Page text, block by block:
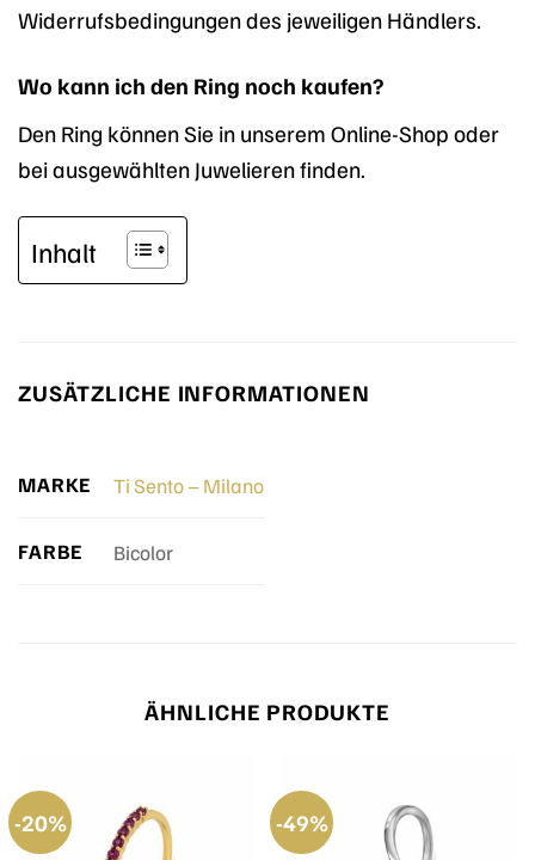
Widerrufsbedingungen des jeweiligen Händlers.
Wo kann ich den Ring noch kaufen?
Den Ring können Sie in unserem Online-Shop oder
bei ausgewählten Juwelieren finden.
Inhalt
ZUSÄTZLICHE INFORMATIONEN
MARKE Ti Sento – Milano
FARBE Bicolor
ÄHNLICHE PRODUKTE
-20% -49%